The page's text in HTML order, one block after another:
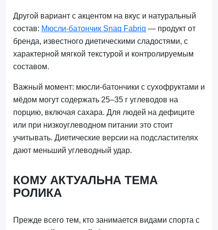
Другой вариант с акцентом на вкус и натуральный
состав: Мюсли-батончик Snaq Fabriq — продукт от
бренда, известного диетическими сладостями, с
характерной мягкой текстурой и контролируемым
составом.
Важный момент: мюсли-батончики с сухофруктами и
мёдом могут содержать 25–35 г углеводов на
порцию, включая сахара. Для людей на дефиците
или при низкоуглеводном питании это стоит
учитывать. Диетические версии на подсластителях
дают меньший углеводный удар.
КОМУ АКТУАЛЬНА ТЕМА
РОЛИКА
Прежде всего тем, кто занимается видами спорта с